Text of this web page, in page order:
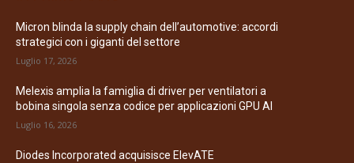
Micron blinda la supply chain dell’automotive: accordi
strategici con i giganti del settore
Luglio 17, 2026
Melexis amplia la famiglia di driver per ventilatori a
bobina singola senza codice per applicazioni GPU AI
Luglio 16, 2026
Diodes Incorporated acquisisce ElevATE